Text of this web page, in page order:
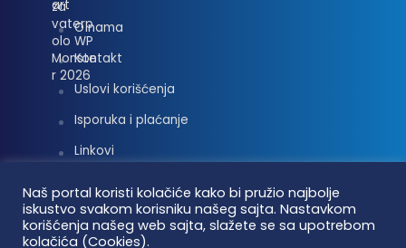
O nama
Kontakt
Uslovi korišćenja
Isporuka i plaćanje
Linkovi
Naš portal koristi kolačiće kako bi pružio najbolje
iskustvo svakom korisniku našeg sajta. Nastavkom
korišćenja našeg web sajta, slažete se sa upotrebom
kolačića (Cookies).